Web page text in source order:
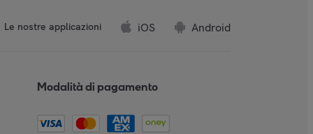
Le nostre applicazioni iOS Android
Modalità di pagamento